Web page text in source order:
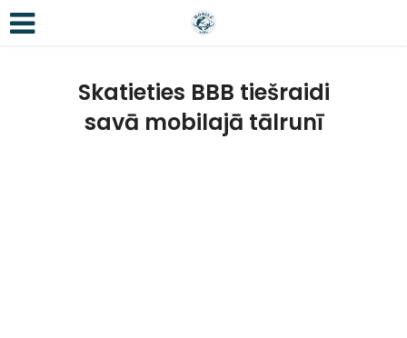
Skatieties BBB tiešraidi
savā mobilajā tālrunī